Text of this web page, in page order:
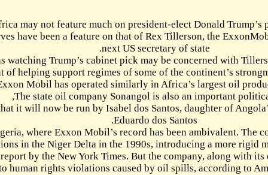
Africa
but its oil reserves
Africans
on the continent of
Exxon
The
so much so that it
Then there is Nigeria,
operations in
according to a report
respond to